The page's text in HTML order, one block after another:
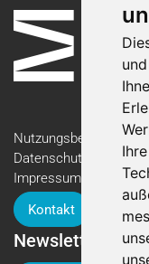
Nutzungsbedingungen
Datenschutzerklärung
Impressum
Kontakt
Newsletter